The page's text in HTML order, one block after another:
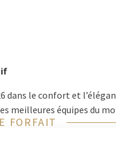
dans le confort et
équipes du
nous avons conçu un
FORFAIT